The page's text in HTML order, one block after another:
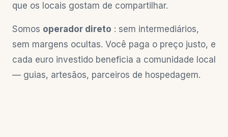
que os locais gostam de compartilhar.
Somos operador direto : sem intermediários,
sem margens ocultas. Você paga o preço justo, e
cada euro investido beneficia a comunidade local
— guias, artesãos, parceiros de hospedagem.